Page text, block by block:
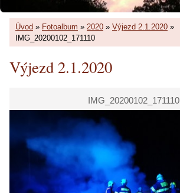
Úvod » Fotoalbum » 2020 » Výjezd 2.1.2020 »
IMG_20200102_171110
Výjezd 2.1.2020
IMG_20200102_171110